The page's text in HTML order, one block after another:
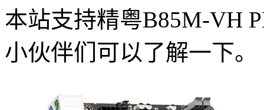
本站支持精粤B85M-VH
小伙伴们可以了解一下。